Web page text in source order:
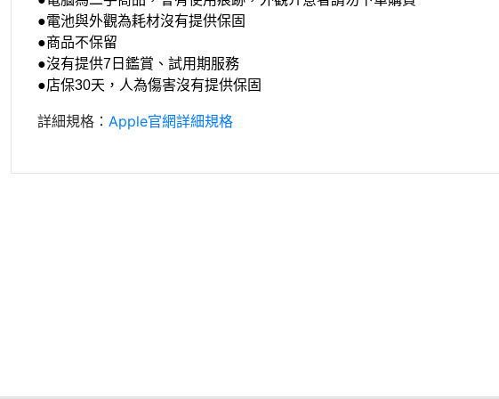
●電池與外觀為耗材沒有提供保固
●商品不保留
●沒有提供7日鑑賞、試用期服務
●店保30天，人為傷害沒有提供保固
詳細規格： Apple官網詳細規格